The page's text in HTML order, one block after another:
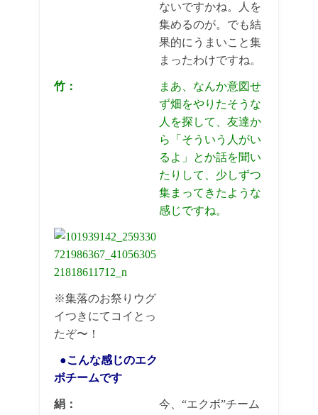
ないですかね。人を
集めるのが。でも結
果的にうまいこと集
まったわけですね。
竹：
まあ、なんか意図せ
ず畑をやりたそうな
人を探して、友達か
ら「そういう人がい
るよ」とか話を聞い
たりして、少しずつ
集まってきたような
感じですね。
※集落のお祭りウグ
イつきにてコイとっ
たぞ〜！
●こんな感じのエク
ボチームです
絹：
今、“エクボ”チーム